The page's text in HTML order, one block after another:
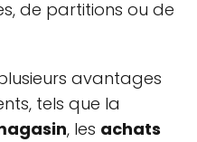
de partitions ou de
avantages
tels que la
, les achats